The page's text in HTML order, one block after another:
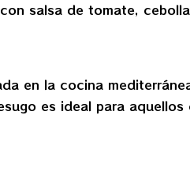
salsa de tomate,
en la cocina
es ideal para